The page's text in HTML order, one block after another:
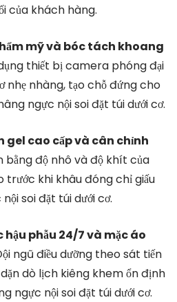
của khách hàng.
mỹ và bóc tách khoang
thiết bị camera phóng đại
nhẹ nhàng, tạo chỗ đứng cho
ngực nội soi đặt túi dưới cơ.
gel cao cấp và cân chỉnh
bằng độ nhô và độ khít của
trước khi khâu đóng chỉ giấu
soi đặt túi dưới cơ.
hậu phẫu 24/7 và mặc áo
ngũ điều dưỡng theo sát tiến
dò lịch kiêng khem ổn định
ngực nội soi đặt túi dưới cơ.